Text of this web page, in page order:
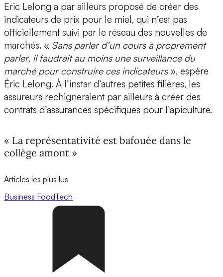
Eric Lelong a par ailleurs proposé de créer des
indicateurs de prix pour le miel, qui n’est pas
officiellement suivi par le réseau des nouvelles de
marchés. « Sans parler d’un cours à proprement
parler, il faudrait au moins une surveillance du
marché pour construire ces indicateurs», espère
Éric Lelong. À l’instar d’autres petites filières, les
assureurs rechigneraient par ailleurs à créer des
contrats d’assurances spécifiques pour l’apiculture.
« La représentativité est bafouée dans le
collège amont »
Articles les plus lus
Business FoodTech